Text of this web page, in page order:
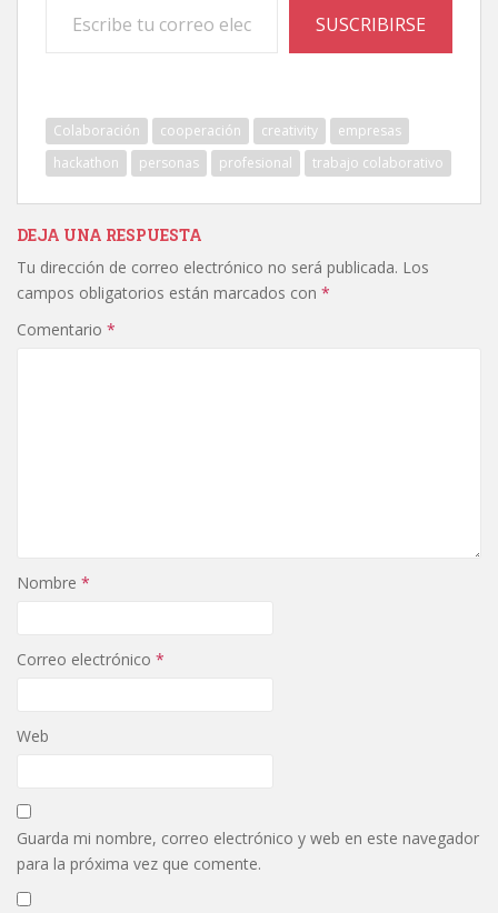
SUSCRIBIRSE
Colaboración cooperación creativity
empresas
hackathon
personas profesional trabajo colaborativo
DEJA UNA RESPUESTA
Tu dirección de correo electrónico no será publicada. Los
campos obligatorios están marcados con *
Comentario *
Nombre *
Correo electrónico *
Web
Guarda mi nombre, correo electrónico y web en este navegador
para la próxima vez que comente.